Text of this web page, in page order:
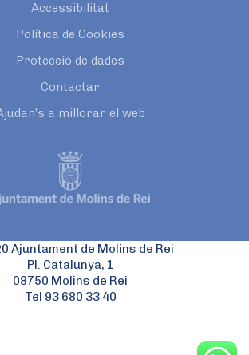
Accessibilitat
Política de Cookies
Protecció de dades
Contactar
a millorar el web
Ajuntament de Molins de Rei
Pl. Catalunya, 1
08750 Molins de Rei
Tel 93 680 33 40